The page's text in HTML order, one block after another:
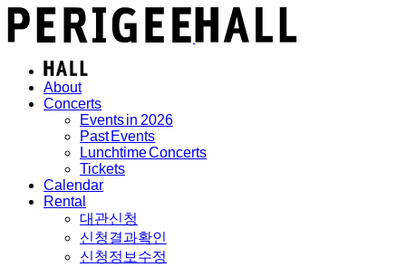
About
Concerts
Events in 2026
Past Events
Lunchtime Concerts
Tickets
Calendar
Rental
대관신청
신청결과확인
신청정보수정